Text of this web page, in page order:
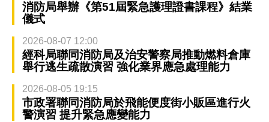
消防局舉辦《第51屆緊急護理證書課程》結業
儀式
2026-08-07 12:00
經科局聯同消防局及治安警察局推動燃料倉庫
舉行逃生疏散演習 強化業界應急處理能力
2026-08-05 19:15
市政署聯同消防局於飛能便度街小販區進行火
警演習 提升緊急應變能力